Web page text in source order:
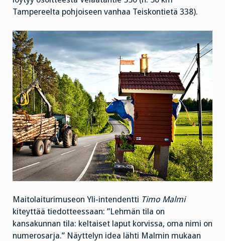
Tampereelta pohjoiseen vanhaa Teiskontietä 338).
Maitolaiturimuseon Yli-intendentti Timo Malmi
kiteyttää tiedotteessaan: ”Lehmän tila on
kansakunnan tila: keltaiset laput korvissa, oma nimi on
numerosarja.” Näyttelyn idea lähti Malmin mukaan